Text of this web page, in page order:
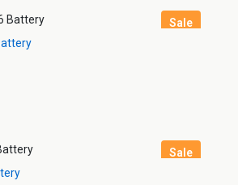
Sale
Sale